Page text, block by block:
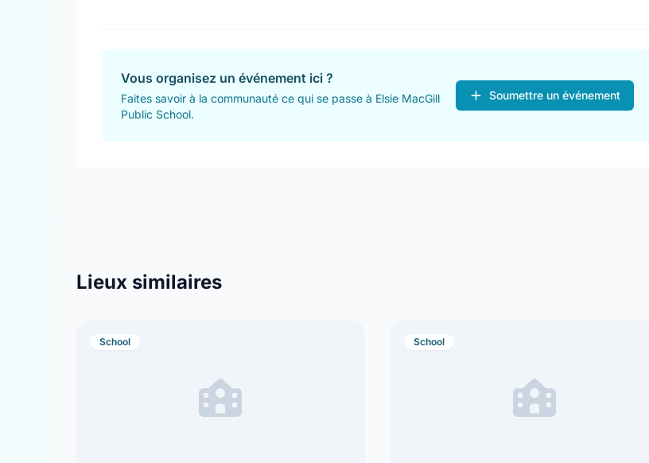
Vous organisez un événement ici ?
Faites savoir à la communauté ce qui se passe à Elsie MacGill
Public School.
Soumettre un événement
Lieux similaires
School School